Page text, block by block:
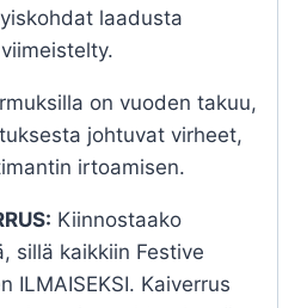
laadusta
on vuoden takuu,
johtuvat virheet,
irtoamisen.
Kiinnostaako
sillä kaikkiin Festive
ILMAISEKSI. Kaiverrus